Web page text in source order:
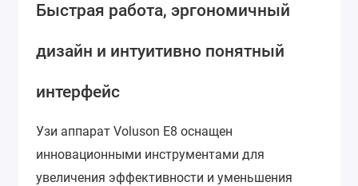
Быстрая работа, эргономичный
дизайн и интуитивно понятный
интерфейс
Узи аппарат Voluson E8 оснащен
инновационными инструментами для
увеличения эффективности и уменьшения